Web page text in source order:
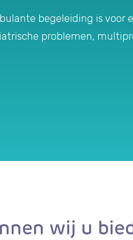
begeleiding is voor
problemen,
wij u